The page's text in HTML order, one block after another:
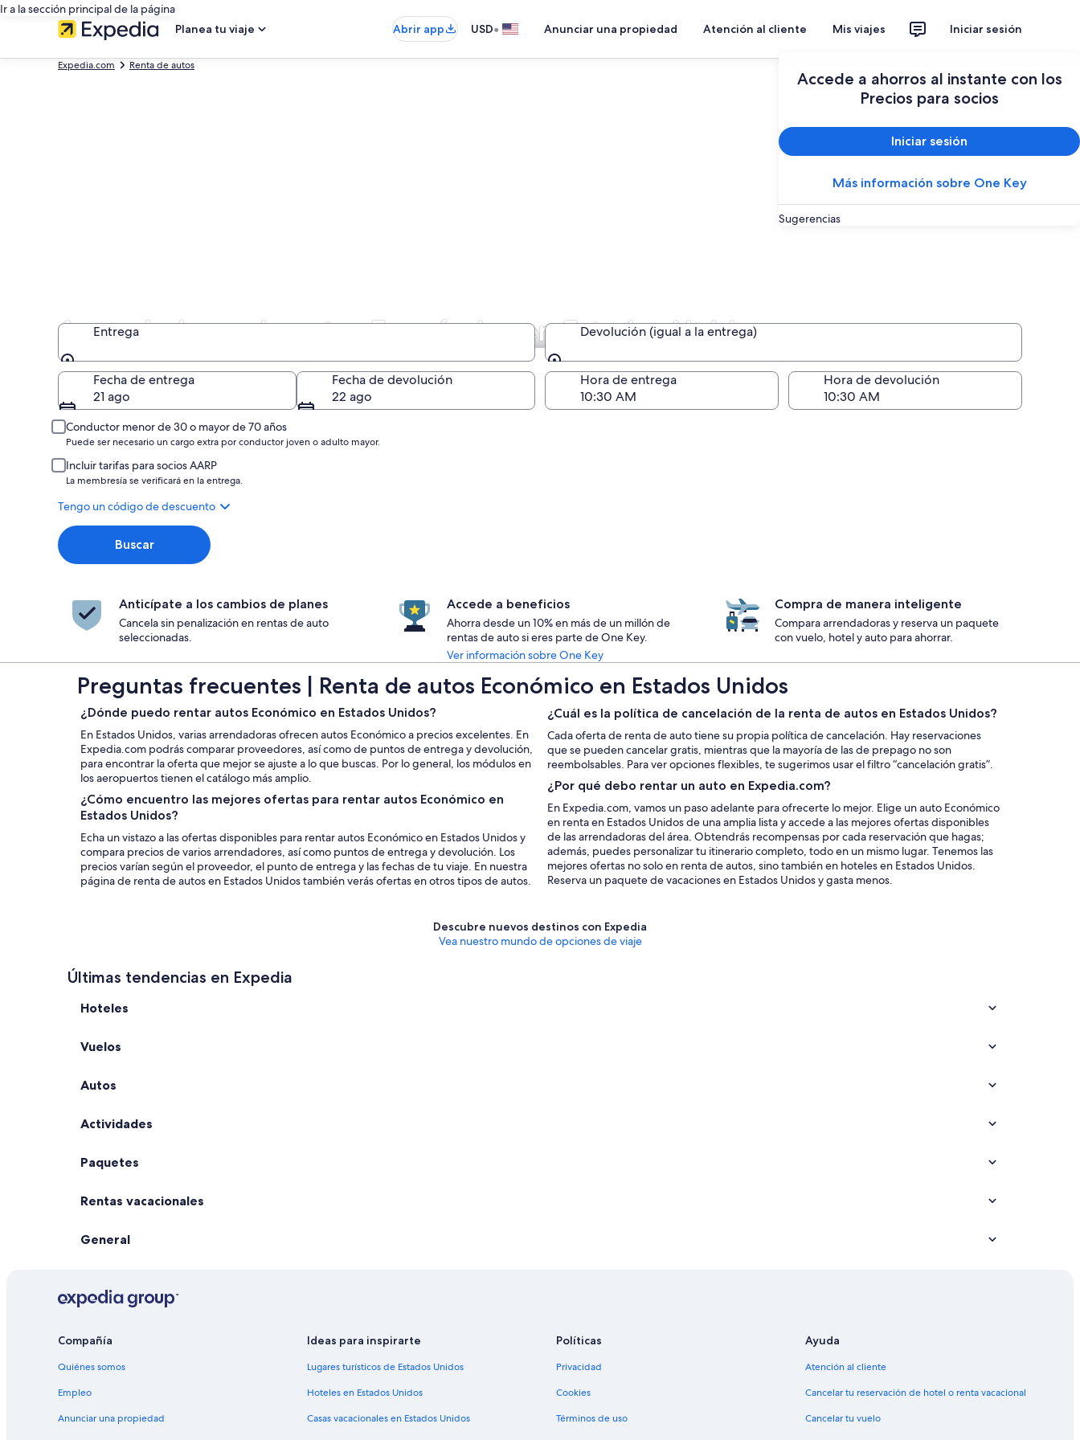
Ir a la sección principal de la página
Planea tu viaje
Abrir app USD• Anunciar una propiedad Atención al cliente Mis viajes Iniciar sesión
Accede a ahorros al instante con los
Precios para socios
Iniciar sesión
Más información sobre One Key
Sugerencias
Expedia.com Renta de autos
Arrendadoras de autos Económico en Estados Unidos
Entrega
Entrega
Devolución (igual a la entrega)
Devolución (igual a la entrega)
Fecha de entrega
21 ago
Fecha de devolución
22 ago
Hora de entrega Hora de devolución
Conductor menor de 30 o mayor de 70 años
Puede ser necesario un cargo extra por conductor joven o adulto mayor.
Incluir tarifas para socios AARP
La membresía se verificará en la entrega.
Tengo un código de descuento
Buscar
Anticípate a los cambios de planes
Cancela sin penalización en rentas de auto
seleccionadas.
Accede a beneficios
Ahorra desde un 10% en más de un millón de
rentas de auto si eres parte de One Key.
Ver información sobre One Key
Compra de manera inteligente
Compara arrendadoras y reserva un paquete
con vuelo, hotel y auto para ahorrar.
Preguntas frecuentes | Renta de autos Económico en Estados Unidos
¿Dónde puedo rentar autos Económico en Estados Unidos?
En Estados Unidos, varias arrendadoras ofrecen autos Económico a precios excelentes. En
Expedia.com podrás comparar proveedores, así como de puntos de entrega y devolución,
para encontrar la oferta que mejor se ajuste a lo que buscas. Por lo general, los módulos en
los aeropuertos tienen el catálogo más amplio.
¿Cómo encuentro las mejores ofertas para rentar autos Económico en
Estados Unidos?
Echa un vistazo a las ofertas disponibles para rentar autos Económico en Estados Unidos y
compara precios de varios arrendadores, así como puntos de entrega y devolución. Los
precios varían según el proveedor, el punto de entrega y las fechas de tu viaje. En nuestra
página de renta de autos en Estados Unidos también verás ofertas en otros tipos de autos.
¿Cuál es la política de cancelación de la renta de autos en Estados Unidos?
Cada oferta de renta de auto tiene su propia política de cancelación. Hay reservaciones
que se pueden cancelar gratis, mientras que la mayoría de las de prepago no son
reembolsables. Para ver opciones flexibles, te sugerimos usar el filtro “cancelación gratis”.
¿Por qué debo rentar un auto en Expedia.com?
En Expedia.com, vamos un paso adelante para ofrecerte lo mejor. Elige un auto Económico
en renta en Estados Unidos de una amplia lista y accede a las mejores ofertas disponibles
de las arrendadoras del área. Obtendrás recompensas por cada reservación que hagas;
además, puedes personalizar tu itinerario completo, todo en un mismo lugar. Tenemos las
mejores ofertas no solo en renta de autos, sino también en hoteles en Estados Unidos.
Reserva un paquete de vacaciones en Estados Unidos y gasta menos.
Descubre nuevos destinos con Expedia
Vea nuestro mundo de opciones de viaje
Últimas tendencias en Expedia
Hoteles
Vuelos
Autos
Actividades
Paquetes
Rentas vacacionales
General
Compañía
Quiénes somos
Empleo
Anunciar una propiedad
Ideas para inspirarte
Lugares turísticos de Estados Unidos
Hoteles en Estados Unidos
Casas vacacionales en Estados Unidos
Políticas
Privacidad
Cookies
Términos de uso
Ayuda
Atención al cliente
Cancelar tu reservación de hotel o renta vacacional
Cancelar tu vuelo